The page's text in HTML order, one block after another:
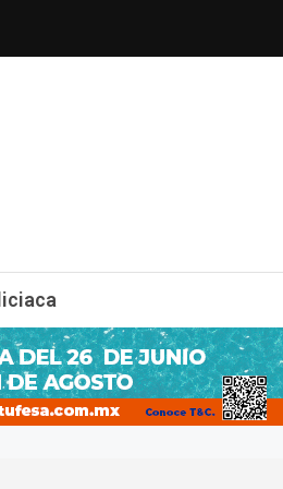
entrevistas con famosos,